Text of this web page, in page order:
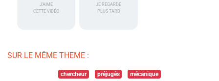
J'AIME
CETTE VIDÉO
JE REGARDE
PLUS TARD
SUR LE MÊME THEME :
chercheur préjugés mécanique